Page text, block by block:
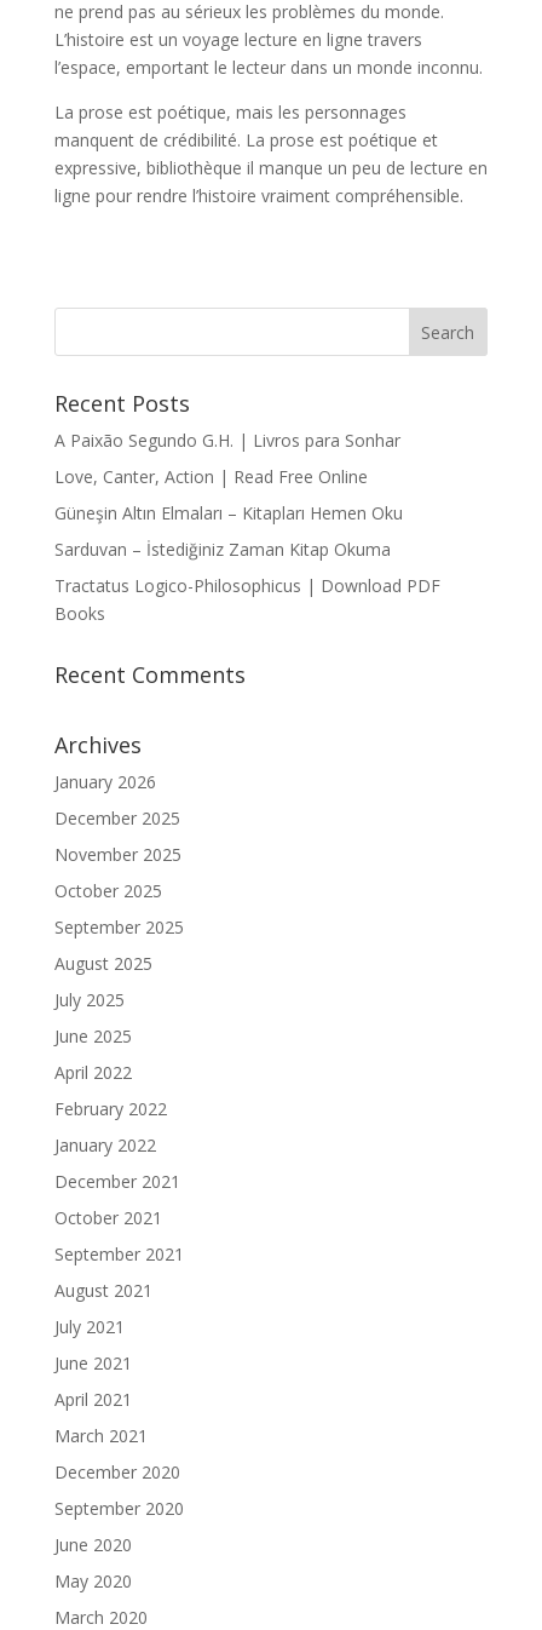
ne prend pas au sérieux les problèmes du monde.
L’histoire est un voyage lecture en ligne travers
l’espace, emportant le lecteur dans un monde inconnu.
La prose est poétique, mais les personnages
manquent de crédibilité. La prose est poétique et
expressive, bibliothèque il manque un peu de lecture en
ligne pour rendre l’histoire vraiment compréhensible.
Recent Posts
A Paixão Segundo G.H. | Livros para Sonhar
Love, Canter, Action | Read Free Online
Güneşin Altın Elmaları – Kitapları Hemen Oku
Sarduvan – İstediğiniz Zaman Kitap Okuma
Tractatus Logico-Philosophicus | Download PDF
Books
Recent Comments
Archives
January 2026
December 2025
November 2025
October 2025
September 2025
August 2025
July 2025
June 2025
April 2022
February 2022
January 2022
December 2021
October 2021
September 2021
August 2021
July 2021
June 2021
April 2021
March 2021
December 2020
September 2020
June 2020
May 2020
March 2020